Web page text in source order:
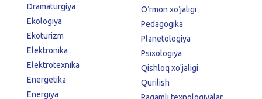
Dramaturgiya
Ekologiya
Ekoturizm
Elektronika
Elektrotexnika
Energetika
Energiya
Oʻrmon xoʻjaligi
Pedagogika
Planetologiya
Psixologiya
Qishloq xo'jaligi
Qurilish